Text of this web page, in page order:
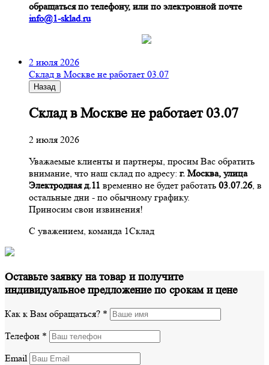
обращаться по телефону, или по электронной почте
info@1-sklad.ru
2 июля 2026
Склад в Москве не работает 03.07
Назад
Склад в Москве не работает 03.07
2 июля 2026
Уважаемые клиенты и партнеры, просим Вас обратить
внимание, что наш склад по адресу: г. Москва, улица
Электродная д.11 временно не будет работать 03.07.26, в
остальные дни - по обычному графику.
Приносим свои извинения!
С уважением, команда 1Склад
Оставьте заявку на товар и получите
индивидуальное предложение по срокам и цене
Как к Вам обращаться? *
Телефон *
Email